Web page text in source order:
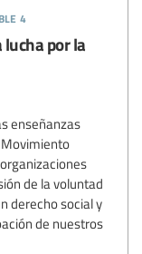
4
lucha por la
enseñanzas
de la voluntad
derecho social y
de nuestros